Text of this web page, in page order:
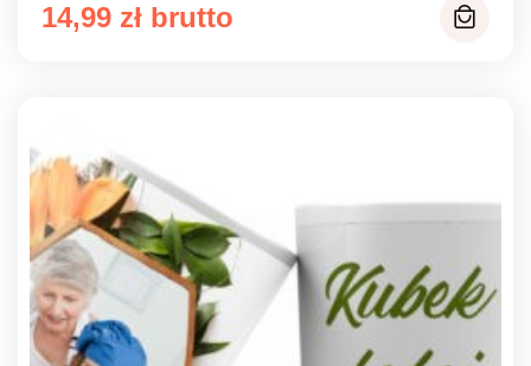
14,99 zł